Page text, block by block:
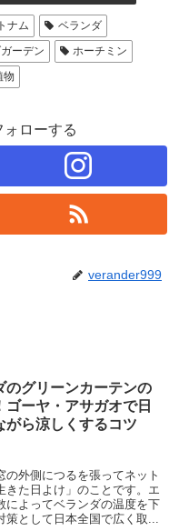
ナム
ベランダ
ーデン
ホーチミン
物
ローする
verander999
のグリーンカーテンの
ゴーヤ・アサガオで日
がら涼しくするコツ
外側につるを張ってネット
きた日よけ」のことです。エ
によってベランダの温度を下
策として日本全国で広く取...